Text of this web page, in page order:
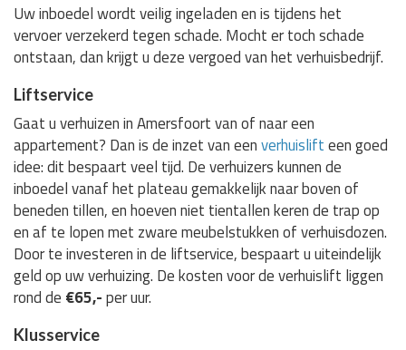
Uw inboedel wordt veilig ingeladen en is tijdens het
vervoer verzekerd tegen schade. Mocht er toch schade
ontstaan, dan krijgt u deze vergoed van het verhuisbedrijf.
Liftservice
Gaat u verhuizen in Amersfoort van of naar een
appartement? Dan is de inzet van eenverhuislifteen goed
idee: dit bespaart veel tijd. De verhuizers kunnen de
inboedel vanaf het plateau gemakkelijk naar boven of
beneden tillen, en hoeven niet tientallen keren de trap op
en af te lopen met zware meubelstukken of verhuisdozen.
Door te investeren in de liftservice, bespaart u uiteindelijk
geld op uw verhuizing. De kosten voor de verhuislift liggen
rond de €65,-per uur.
Klusservice